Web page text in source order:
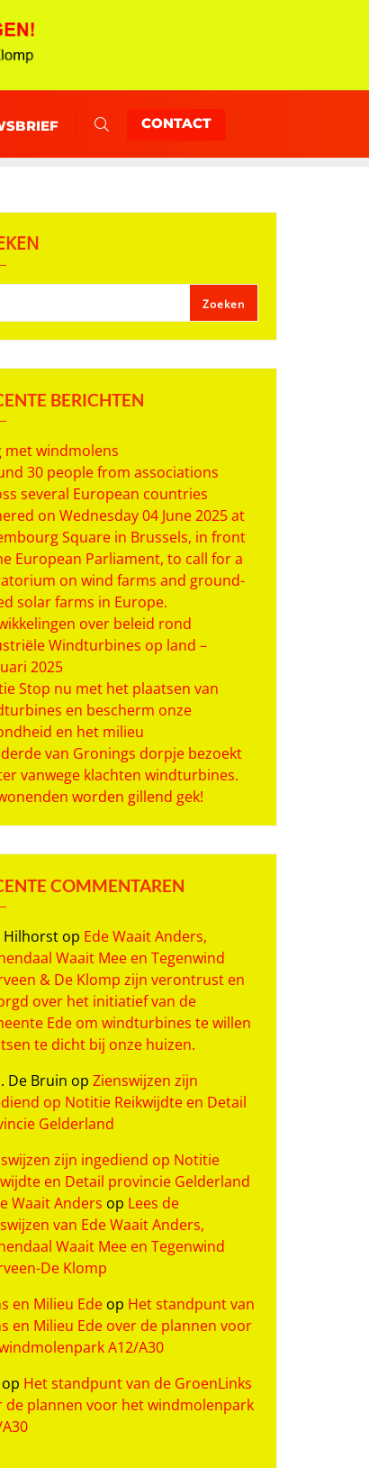
CONTACT
Zoeken
BERICHTEN
met windmolens
30 people from associations
several European countries
on Wednesday 04 June 2025 at
Square in Brussels, in front
European Parliament, to call for a
on wind farms and ground-
solar farms in Europe.
over beleid rond
Windturbines op land –
2025
Stop nu met het plaatsen van
en bescherm onze
en het milieu
derde van Gronings dorpje bezoekt
vanwege klachten windturbines.
worden gillend gek!
COMMENTAREN
Hilhorst op Ede Waait Anders,
Waait Mee en Tegenwind
& De Klomp zijn verontrust en
over het initiatief van de
Ede om windturbines te willen
te dicht bij onze huizen.
De Bruin op Zienswijzen zijn
op Notitie Reikwijdte en Detail
Gelderland
zijn ingediend op Notitie
en Detail provincie Gelderland
Waait Anders op Lees de
van Ede Waait Anders,
Waait Mee en Tegenwind
De Klomp
en Milieu Ede op Het standpunt van
en Milieu Ede over de plannen voor
A12/A30
op Het standpunt van de GroenLinks
de plannen voor het windmolenpark